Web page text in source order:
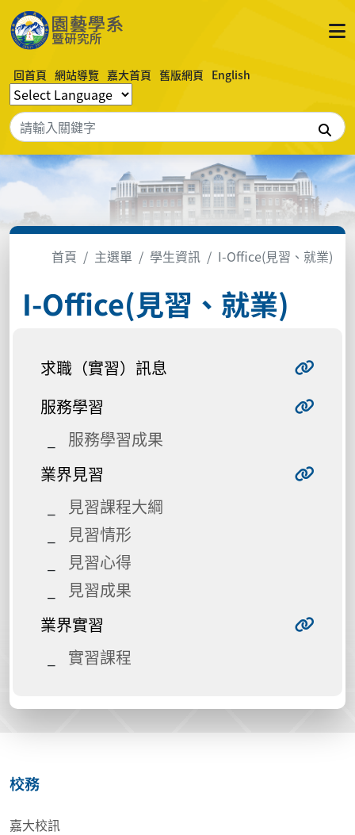
回首頁 網站導覽 嘉大首頁 舊版網頁 English
搜尋
首頁 主選單 學生資訊 I-Office(見習、就業)
I-Office(見習、就業)
求職（實習）訊息
服務學習
服務學習成果
業界見習
見習課程大綱
見習情形
見習心得
見習成果
業界實習
實習課程
校務
嘉大校訊